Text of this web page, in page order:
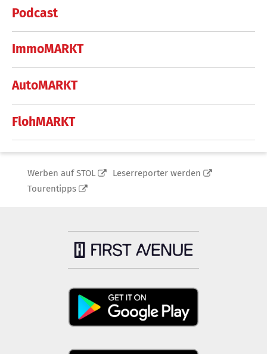
Podcast
ImmoMARKT
AutoMARKT
FlohMARKT
Werben auf STOL
Leserreporter werden
Tourentipps